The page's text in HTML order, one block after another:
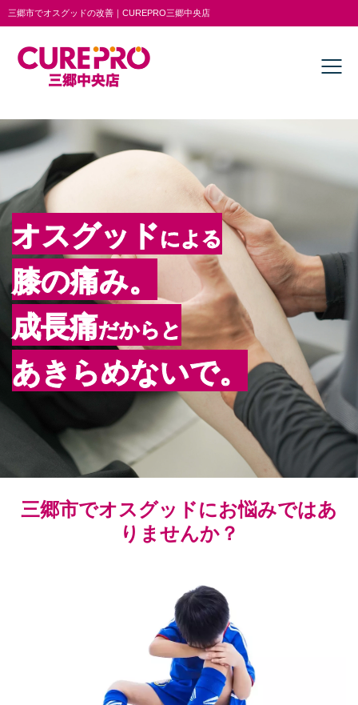
三郷市でオスグッドの改善｜CUREPRO三郷中央店
オスグッドによる
膝の痛み。
成長痛だからと
あきらめないで。
三郷市でオスグッドにお悩みではあ
りませんか？